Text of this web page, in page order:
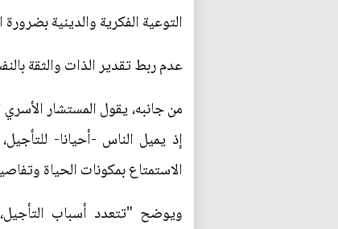
التوعية الفكرية والدينية
عدم ربط تقدير الذات والثقة
من جانبه، يقول المستشار
إذ يميل الناس -أحيانا-
الاستمتاع بمكونات الحياة
ويوضح "تتعدد أسباب